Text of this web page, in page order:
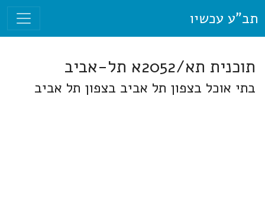
תב"ע עכשיו
תוכנית תא/2052א תל-אביב
בתי אוכל בצפון תל אביב בצפון תל אביב